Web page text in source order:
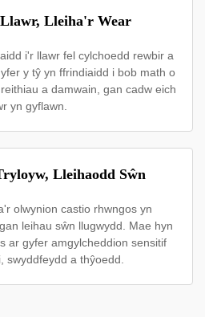
Lleiha'r Wear
i'r llawr fel cylchoedd rewbir a
y tŷ yn ffrindiaidd i bob math o
a damwain, gan cadw eich
yn gyflawn.
Lleihaodd Sŵn
olwynion castio rhwngos yn
leihau sŵn llugwydd. Mae hyn
ar gyfer amgylcheddion sensitif
swyddfeydd a thŷoedd.